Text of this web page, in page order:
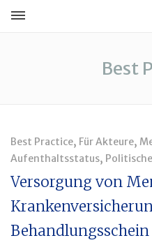
Best
Best Practice, Für Akteure,
Aufenthaltsstatus,
Versorgung von
Behandlungsschein